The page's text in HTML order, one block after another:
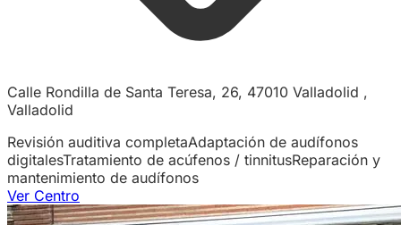
Calle Rondilla de Santa Teresa, 26, 47010 Valladolid ,
Valladolid
Revisión auditiva completaAdaptación de audífonos
digitalesTratamiento de acúfenos / tinnitusReparación y
mantenimiento de audífonos
Ver Centro